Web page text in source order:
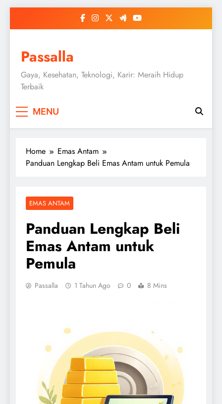
Passalla
Gaya, Kesehatan, Teknologi, Karir: Meraih Hidup
Terbaik
MENU
Home
Emas Antam
Panduan Lengkap Beli Emas Antam untuk Pemula
EMAS ANTAM
Panduan Lengkap Beli
Emas Antam untuk
Pemula
Passalla 1 Tahun Ago 0 8 Mins